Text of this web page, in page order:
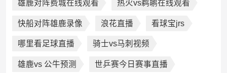
雄鹿对阵费城在线观看 热火vs鹈鹕在线观看
快船对阵雄鹿录像 浪花直播 看球宝jrs
哪里看足球直播 骑士vs马刺视频
雄鹿vs 公牛预测 世乒赛今日赛事直播